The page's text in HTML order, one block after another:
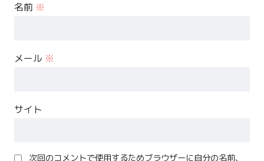
名前 ※
メール ※
サイト
次回のコメントで使用するためブラウザーに自分の名前、